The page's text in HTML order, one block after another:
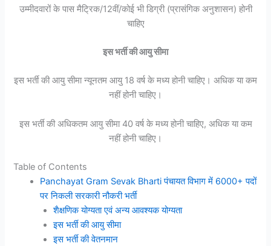
उम्मीदवारों के पास मैट्रिक/12वीं/कोई भी डिग्री (प्रासंगिक अनुशासन) होनी
चाहिए
इस भर्ती की आयु सीमा
इस भर्ती की आयु सीमा न्यूनतम आयु 18 वर्ष के मध्य होनी चाहिए। अधिक या कम
नहीं होनी चाहिए।
इस भर्ती की अधिकतम आयु सीमा 40 वर्ष के मध्य होनी चाहिए, अधिक या कम
नहीं होनी चाहिए।
Table of Contents
Panchayat Gram Sevak Bharti पंचायत विभाग में 6000+ पदों
पर निकली सरकारी नौकरी भर्ती
शैक्षणिक योग्यता एवं अन्य आवश्यक योग्यता
इस भर्ती की आयु सीमा
इस भर्ती की वेतनमान